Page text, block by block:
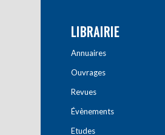
LIBRAIRIE
Annuaires
Ouvrages
Revues
Évènements
Etudes